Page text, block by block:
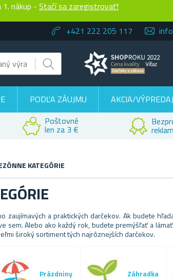
1. nákup - Stačí sa zaregistrovať!
+421 222 205 117
PODĽA ZÁUJMU AKCIA/VÝPREDAJ
Poštovné
len za 3 €
KATEGÓRIE
zaujímavých a praktických darčekov. Ak budete
sem. Alebo ako každý rok, budete premýšľať a
široký sortiment tých najrôznejších darčekov.
Prázdniny Záhradka